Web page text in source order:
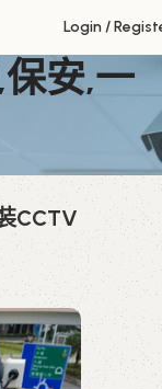
Login /
安,一
CCTV